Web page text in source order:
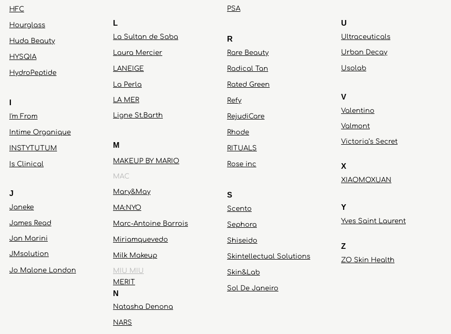
Ligne St.Barth
Urban Decay
Valentino
Usolab
Jan Marini
HYSQIA
Yves Saint Laurent
MA:NYO
NARS
Sol De Janeiro
Shiseido
Rose inc
Rare Beauty
Radical Tan
JMsolution
Intime Organique
INSTYTUTUM
Mary&May
Huda Beauty
PSA
Rated Green
Skintellectual Solutions
Miriamquevedo
Hourglass
Laura Mercier
RejudiCare
James Read
Is Clinical
La Sultan de Saba
XIAOMOXUAN
Valmont
LANEIGE
HydroPeptide
MERIT
Janeke
HFC
I'm From
La Perla
Marc-Antoine Barrois
Milk Makeup
Natasha Denona
Refy
Rhode
Scento
Sephora
Skin&Lab
Jo Malone London
ZO Skin Health
RITUALS
I
J
L
M
N
S
R
U
V
X
Y
Z
Victoria’s Secret
MAKEUP BY MARIO
LA MER
MAC
MIU MIU
Ultraceuticals